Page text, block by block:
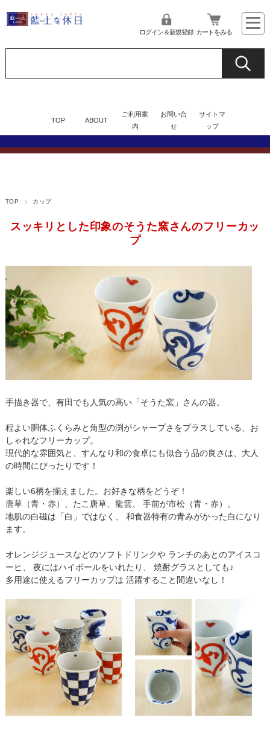
ログイン＆新規登録 カートをみる
TOP ABOUT
ご利用案
内
お問い合
せ
サイトマ
ップ
TOP カップ
スッキリとした印象のそうた窯さんのフリーカッ
プ
手描き器で、有田でも人気の高い「そうた窯」さんの器。
程よい胴体ふくらみと角型の渕がシャープさをプラスしている、お
しゃれなフリーカップ。
現代的な雰囲気と、すんなり和の食卓にも似合う品の良さは、大人
の時間にぴったりです！
楽しい6柄を揃えました。お好きな柄をどうぞ！
唐草（青・赤）、たこ唐草、龍雲、 手前が市松（青・赤）。
地肌の白磁は「白」ではなく、 和食器特有の青みがかった白になり
ます。
オレンジジュースなどのソフトドリンクや ランチのあとのアイスコ
ーヒ、 夜にはハイボールをいれたり、 焼酎グラスとしても♪
多用途に使えるフリーカップは 活躍すること間違いなし！